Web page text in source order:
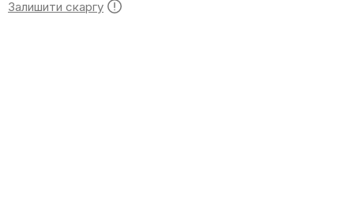
Залишити скаргу